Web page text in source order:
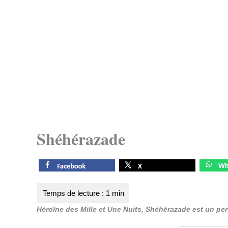
Shéhérazade
Héroïne des Mille et Une Nuits, Shéhérazade est un